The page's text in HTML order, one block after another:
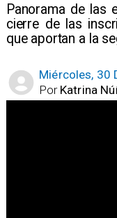
Panorama de las
cierre de las
que aportan a la
Miércoles, 30
Katrina
Por